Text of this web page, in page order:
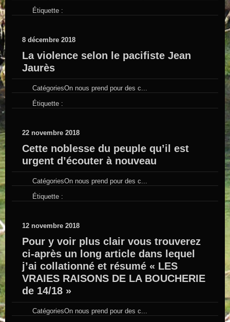
Étiquette :
8 décembre 2018
La violence selon le pacifiste Jean
Jaurès
CatégoriesOn nous prend pour des c...
Étiquette :
22 novembre 2018
Cette noblesse du peuple qu’il est
urgent d’écouter à nouveau
CatégoriesOn nous prend pour des c...
Étiquette :
12 novembre 2018
Pour y voir plus clair vous trouverez
ci-après un long article dans lequel
j’ai collationné et résumé « LES
VRAIES RAISONS DE LA BOUCHERIE
de 14/18 »
CatégoriesOn nous prend pour des c...